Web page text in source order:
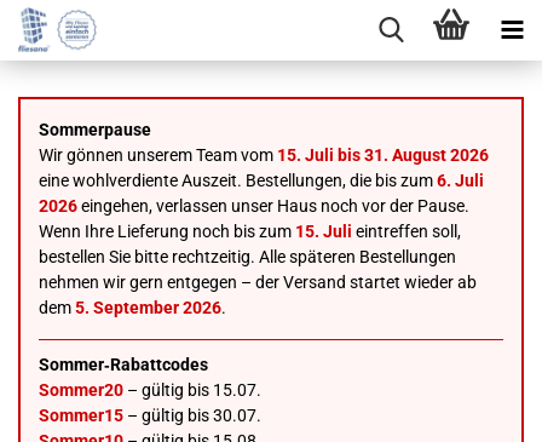
Sommerpause
Wir gönnen unserem Team vom 15. Juli bis 31. August 2026
eine wohlverdiente Auszeit. Bestellungen, die bis zum6. Juli
2026eingehen, verlassen unser Haus noch vor der Pause.
Wenn Ihre Lieferung noch bis zum 15. Juli eintreffen soll,
bestellen Sie bitte rechtzeitig. Alle späteren Bestellungen
nehmen wir gern entgegen – der Versand startet wieder ab
dem5. September 2026.
Sommer‑Rabattcodes
Sommer20 – gültig bis 15.07.
Sommer15 – gültig bis 30.07.